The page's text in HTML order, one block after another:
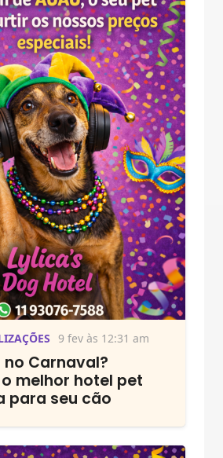
9 fev às 12:31 am
Carnaval?
melhor hotel pet
para seu cão